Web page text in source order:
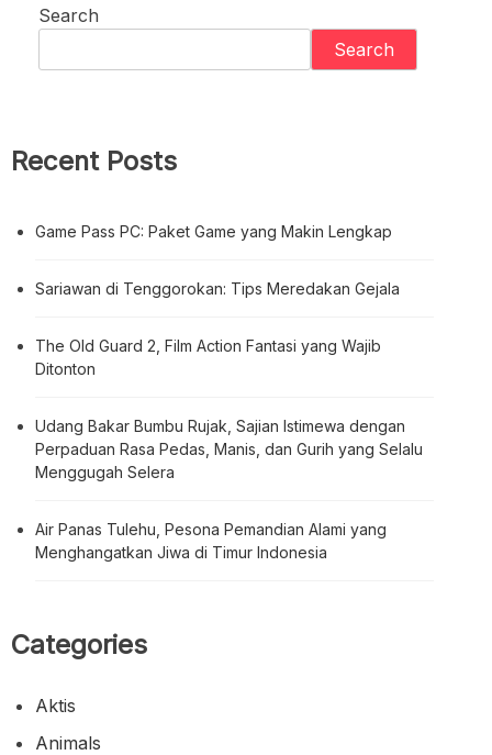
Search
Search
Recent Posts
Game Pass PC: Paket Game yang Makin Lengkap
Sariawan di Tenggorokan: Tips Meredakan Gejala
The Old Guard 2, Film Action Fantasi yang Wajib
Ditonton
Udang Bakar Bumbu Rujak, Sajian Istimewa dengan
Perpaduan Rasa Pedas, Manis, dan Gurih yang Selalu
Menggugah Selera
Air Panas Tulehu, Pesona Pemandian Alami yang
Menghangatkan Jiwa di Timur Indonesia
Categories
Aktis
Animals